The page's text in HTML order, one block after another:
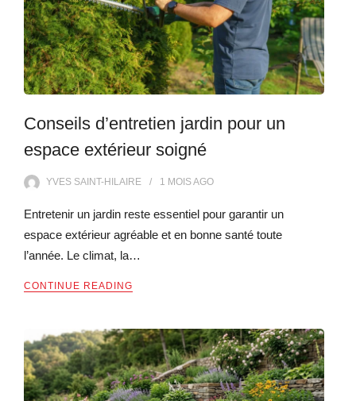
Conseils d’entretien jardin pour un
espace extérieur soigné
YVES SAINT-HILAIRE 1 MOISAGO
Entretenir un jardin reste essentiel pour garantir un
espace extérieur agréable et en bonne santé toute
l’année. Le climat, la…
CONTINUE READING